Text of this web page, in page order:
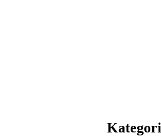
Kategori